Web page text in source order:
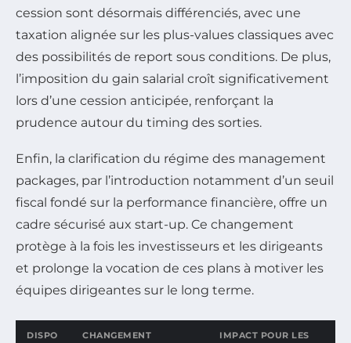
cession sont désormais différenciés, avec une
taxation alignée sur les plus-values classiques avec
des possibilités de report sous conditions. De plus,
l’imposition du gain salarial croît significativement
lors d’une cession anticipée, renforçant la
prudence autour du timing des sorties.
Enfin, la clarification du régime des management
packages, par l’introduction notamment d’un seuil
fiscal fondé sur la performance financière, offre un
cadre sécurisé aux start-up. Ce changement
protège à la fois les investisseurs et les dirigeants
et prolonge la vocation de ces plans à motiver les
équipes dirigeantes sur le long terme.
DISPO
CHANGEMENT
IMPACT POUR LES